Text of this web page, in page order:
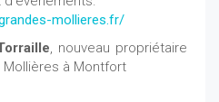
mollieres.fr/
, nouveau propriétaire
à Montfort